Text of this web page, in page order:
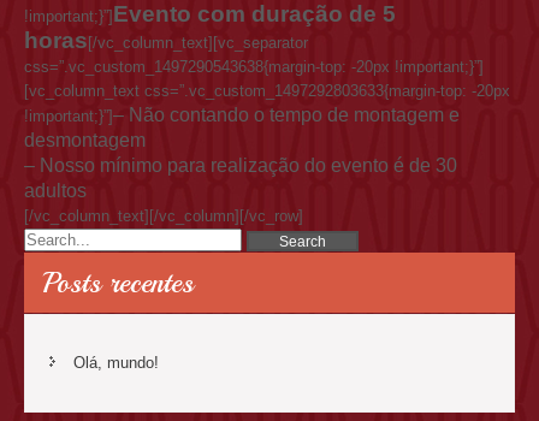
!important;}”] Evento com duração de 5
horas [/vc_column_text][vc_separator
css=”.vc_custom_1497290543638{margin-top: -20px !important;}”]
[vc_column_text css=”.vc_custom_1497292803633{margin-top: -20px
!important;}”]– Não contando o tempo de montagem e
desmontagem
– Nosso mínimo para realização do evento é de 30
adultos
[/vc_column_text][/vc_column][/vc_row]
Posts recentes
Olá, mundo!